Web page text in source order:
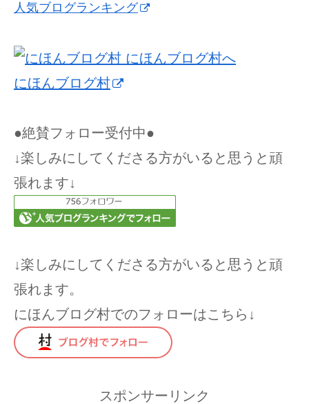
人気ブログランキング
にほんブログ村
●絶賛フォロー受付中●
↓楽しみにしてくださる方がいると思うと頑
張れます↓
↓楽しみにしてくださる方がいると思うと頑
張れます。
にほんブログ村でのフォローはこちら↓
スポンサーリンク